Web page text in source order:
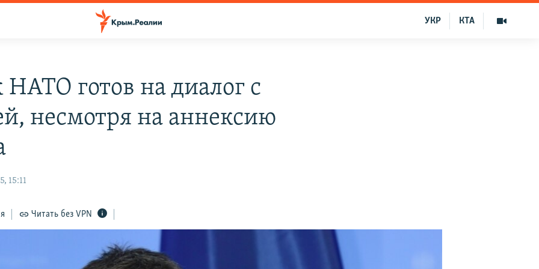
КТА
УКР
НАТО готов на диалог с
несмотря на аннексию
15:11
Читать без VPN